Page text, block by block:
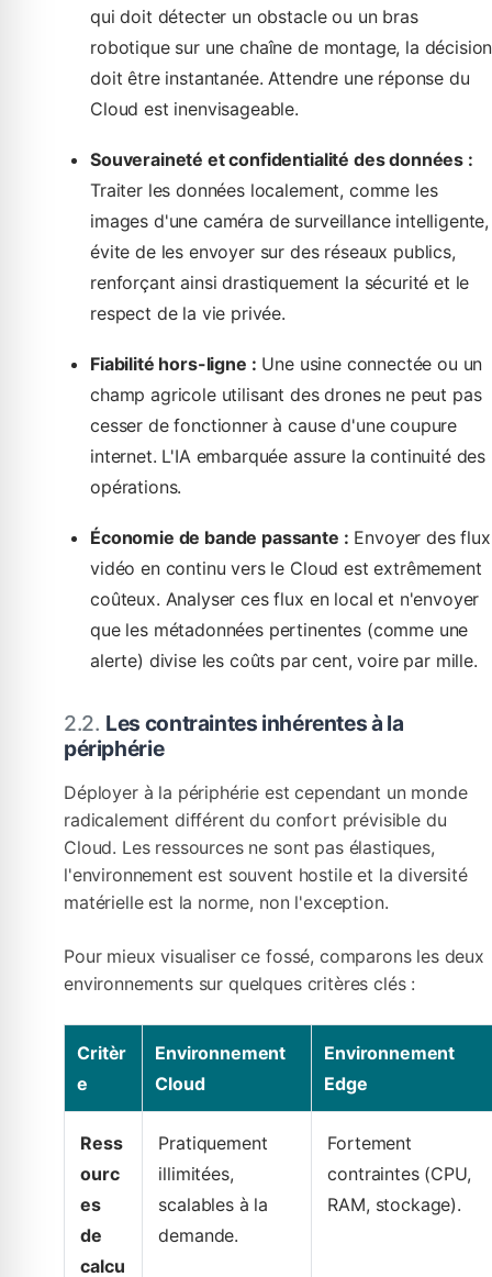
qui doit détecter un obstacle ou un bras
robotique sur une chaîne de montage, la décision
doit être instantanée. Attendre une réponse du
Cloud est inenvisageable.
Souveraineté et confidentialité des données :
Traiter les données localement, comme les
images d'une caméra de surveillance intelligente,
évite de les envoyer sur des réseaux publics,
renforçant ainsi drastiquement la sécurité et le
respect de la vie privée.
Fiabilité hors-ligne : Une usine connectée ou un
champ agricole utilisant des drones ne peut pas
cesser de fonctionner à cause d'une coupure
internet. L'IA embarquée assure la continuité des
opérations.
Économie de bande passante : Envoyer des flux
vidéo en continu vers le Cloud est extrêmement
coûteux. Analyser ces flux en local et n'envoyer
que les métadonnées pertinentes (comme une
alerte) divise les coûts par cent, voire par mille.
Les contraintes inhérentes à la
périphérie
Déployer à la périphérie est cependant un monde
radicalement différent du confort prévisible du
Cloud. Les ressources ne sont pas élastiques,
l'environnement est souvent hostile et la diversité
matérielle est la norme, non l'exception.
Pour mieux visualiser ce fossé, comparons les deux
environnements sur quelques critères clés :
Critèr
e
Environnement
Cloud
Environnement
Edge
Ress
ourc
es
de
calcu
Pratiquement
illimitées,
scalables à la
demande.
Fortement
contraintes (CPU,
RAM, stockage).